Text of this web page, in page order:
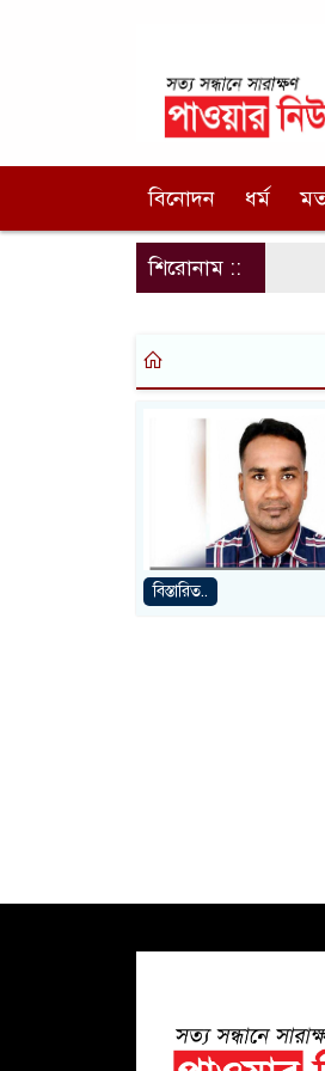
বিনোদন ধর্ম
শিরোনাম ::
বিস্তারিত..